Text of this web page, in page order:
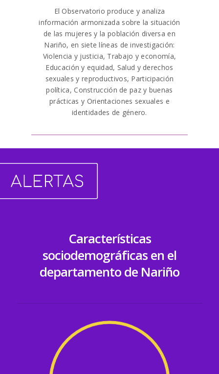
El Observatorio produce y analiza
información armonizada sobre la situación
de las mujeres y la población diversa en
Nariño, en siete líneas de investigación:
Violencia y justicia, Trabajo y economía,
Educación y equidad, Salud y derechos
sexuales y reproductivos, Participación
política, Construcción de paz y buenas
prácticas y Orientaciones sexuales e
identidades de género.
Características
sociodemográficas en el
departamento de Nariño